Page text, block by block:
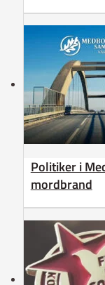
Politiker i
mordbrand